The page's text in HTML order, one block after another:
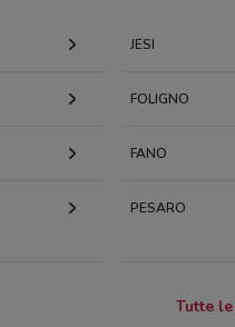
JESI
FOLIGNO
FANO
PESARO
Tutte